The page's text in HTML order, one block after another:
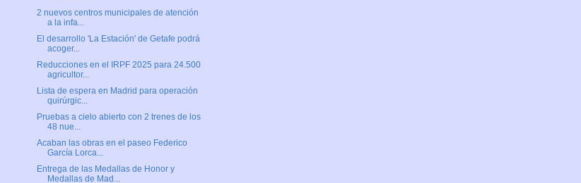
2 nuevos centros municipales de atención
a la infa...
El desarrollo 'La Estación' de Getafe podrá
acoger...
Reducciones en el IRPF 2025 para 24.500
agricultor...
Lista de espera en Madrid para operación
quirúrgic...
Pruebas a cielo abierto con 2 trenes de los
48 nue...
Acaban las obras en el paseo Federico
García Lorca...
Entrega de las Medallas de Honor y
Medallas de Mad...